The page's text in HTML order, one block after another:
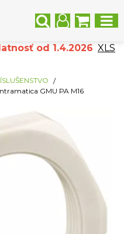
od 1.4.2026 XLS
GMU PA M16